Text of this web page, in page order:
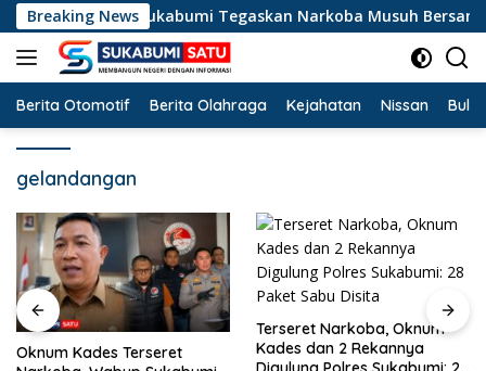
Langsung
ke
konten
Breaking News
Wabup Sukabumi Tegaskan Narkoba Musuh Bersama
Berita Otomotif Berita Olahraga Kejahatan Nissan
gelandangan
Oknum Kades Terseret
Terseret Narkoba, Oknum
Kades dan 2 Rekannya